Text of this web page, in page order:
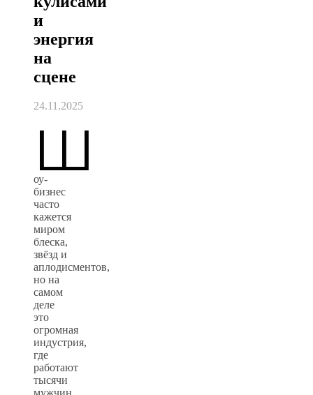
и
энергия
на
сцене
24.11.2025
Ш
оу-
бизнес
часто
кажется
миром
блеска,
звёзд и
аплодисментов,
но на
самом
деле
это
огромная
индустрия,
где
работают
тысячи